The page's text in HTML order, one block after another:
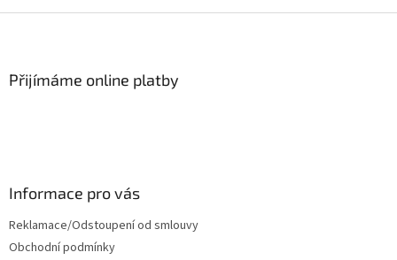
Přijímáme online platby
Informace pro vás
Reklamace/Odstoupení od smlouvy
Obchodní podmínky